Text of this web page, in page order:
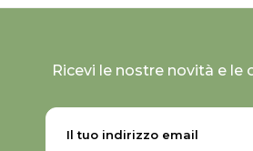
Ricevi le nostre novità e le